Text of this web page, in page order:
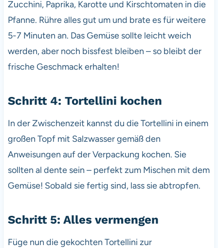
Zucchini, Paprika, Karotte und Kirschtomaten in die
Pfanne. Rühre alles gut um und brate es für weitere
5-7 Minuten an. Das Gemüse sollte leicht weich
werden, aber noch bissfest bleiben – so bleibt der
frische Geschmack erhalten!
Schritt 4: Tortellini kochen
In der Zwischenzeit kannst du die Tortellini in einem
großen Topf mit Salzwasser gemäß den
Anweisungen auf der Verpackung kochen. Sie
sollten al dente sein – perfekt zum Mischen mit dem
Gemüse! Sobald sie fertig sind, lass sie abtropfen.
Schritt 5: Alles vermengen
Füge nun die gekochten Tortellini zur